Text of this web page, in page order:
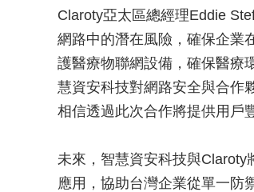
Claroty亞太區總經理Eddie
網路中的潛在風險，確保企業
護醫療物聯網設備，確保醫療
慧資安科技對網路安全與合作
相信透過此次合作將提供用戶
未來，智慧資安科技與Claroty
應用，協助台灣企業從單一防